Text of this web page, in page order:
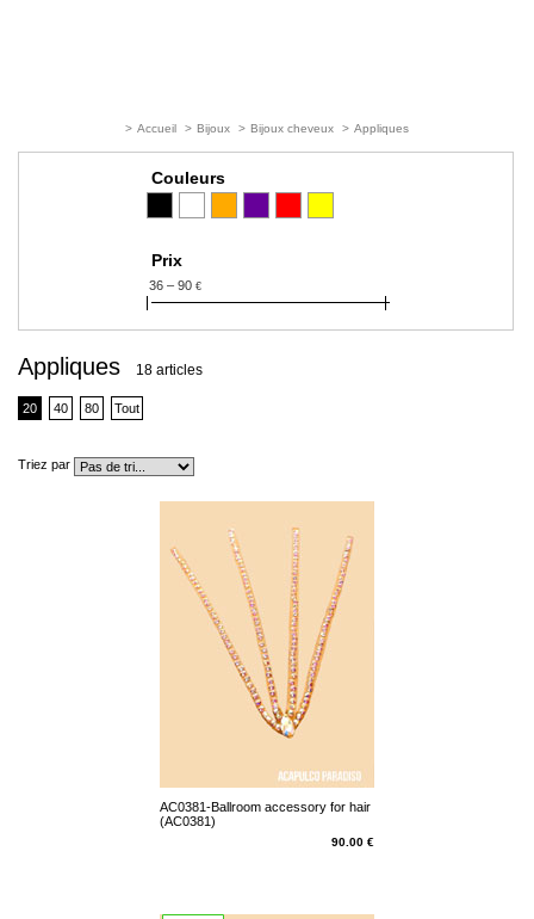
> Accueil > Bijoux > Bijoux cheveux > Appliques
Couleurs
Prix
36 – 90€
Appliques 18 articles
Triez par
20 40 80 Tout
AC0381-Ballroom accessory for hair
(AC0381)
90.00 €